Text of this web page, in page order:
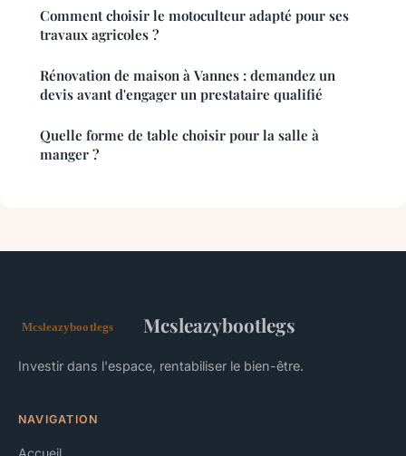
Comment choisir le motoculteur adapté pour ses
travaux agricoles ?
Rénovation de maison à Vannes : demandez un
devis avant d'engager un prestataire qualifié
Quelle forme de table choisir pour la salle à
manger ?
Mcsleazybootlegs
Investir dans l'espace, rentabiliser le bien-être.
NAVIGATION